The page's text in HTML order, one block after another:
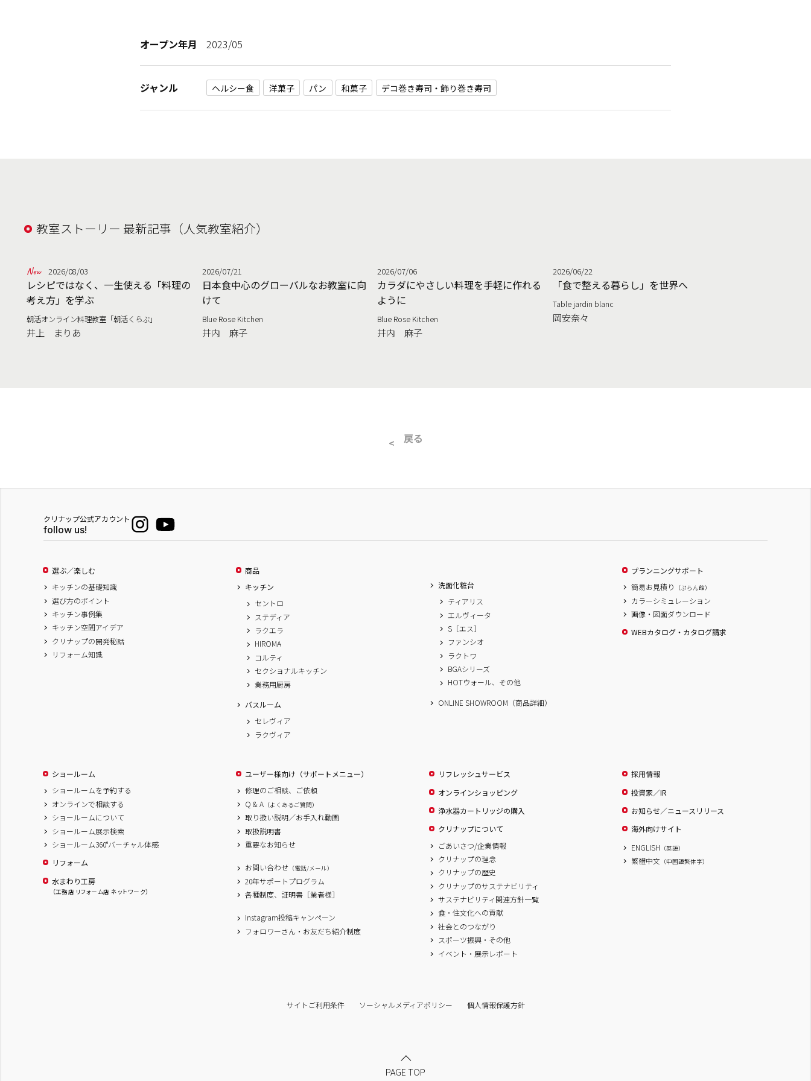
オープン年月 2023/05
ジャンル ヘルシー食 洋菓子 パン 和菓子 デコ巻き寿司・飾り巻き寿司
教室ストーリー 最新記事（人気教室紹介）
2026/08/03
レシピではなく、一生使える「料理の
考え方」を学ぶ
朝活オンライン料理教室「朝活くらぶ」
井上 まりあ
2026/07/21
日本食中心のグローバルなお教室に向
けて
Blue Rose Kitchen
井内 麻子
2026/07/06
カラダにやさしい料理を手軽に作れる
ように
Blue Rose Kitchen
井内 麻子
2026/06/22
「食で整える暮らし」を世界へ
Table jardin blanc
岡安奈々
戻る
クリナップ公式アカウント
follow us!
選ぶ／楽しむ
キッチンの基礎知識
選び方のポイント
キッチン事例集
キッチン空間アイデア
クリナップの開発秘話
リフォーム知識
商品
キッチン
セントロ
ステディア
ラクエラ
HIROMA
コルティ
セクショナルキッチン
業務用厨房
バスルーム
セレヴィア
ラクヴィア
洗面化粧台
ティアリス
エルヴィータ
S［エス］
ファンシオ
ラクトワ
BGAシリーズ
HOTウォール、その他
ONLINE SHOWROOM（商品詳細）
プランニングサポート
簡易お見積り
（ぷらん館）
カラーシミュレーション
画像・図面ダウンロード
WEBカタログ・カタログ請求
ショールーム
ショールームを予約する
オンラインで相談する
ショールームについて
ショールーム展示検索
ショールーム360°バーチャル体感
リフォーム
水まわり工房
（工務店 リフォーム店 ネットワーク）
ユーザー様向け（サポートメニュー）
修理のご相談、ご依頼
Q & A （よくあるご質問）
取り扱い説明／お手入れ動画
取扱説明書
重要なお知らせ
お問い合わせ （電話/メール）
20年サポートプログラム
各種制度、証明書［業者様］
Instagram投稿キャンペーン
フォロワーさん・お友だち紹介制度
リフレッシュサービス
オンラインショッピング
浄水器カートリッジの購入
クリナップについて
ごあいさつ/企業情報
クリナップの理念
クリナップの歴史
クリナップのサステナビリティ
サステナビリティ関連方針一覧
食・住文化への貢献
社会とのつながり
スポーツ振興・その他
イベント・展示レポート
採用情報
投資家／IR
お知らせ／ニュースリリース
海外向けサイト
ENGLISH （英語）
繁體中文 （中国語繁体字）
サイトご利用条件 ソーシャルメディアポリシー 個人情報保護方針
PAGE TOP